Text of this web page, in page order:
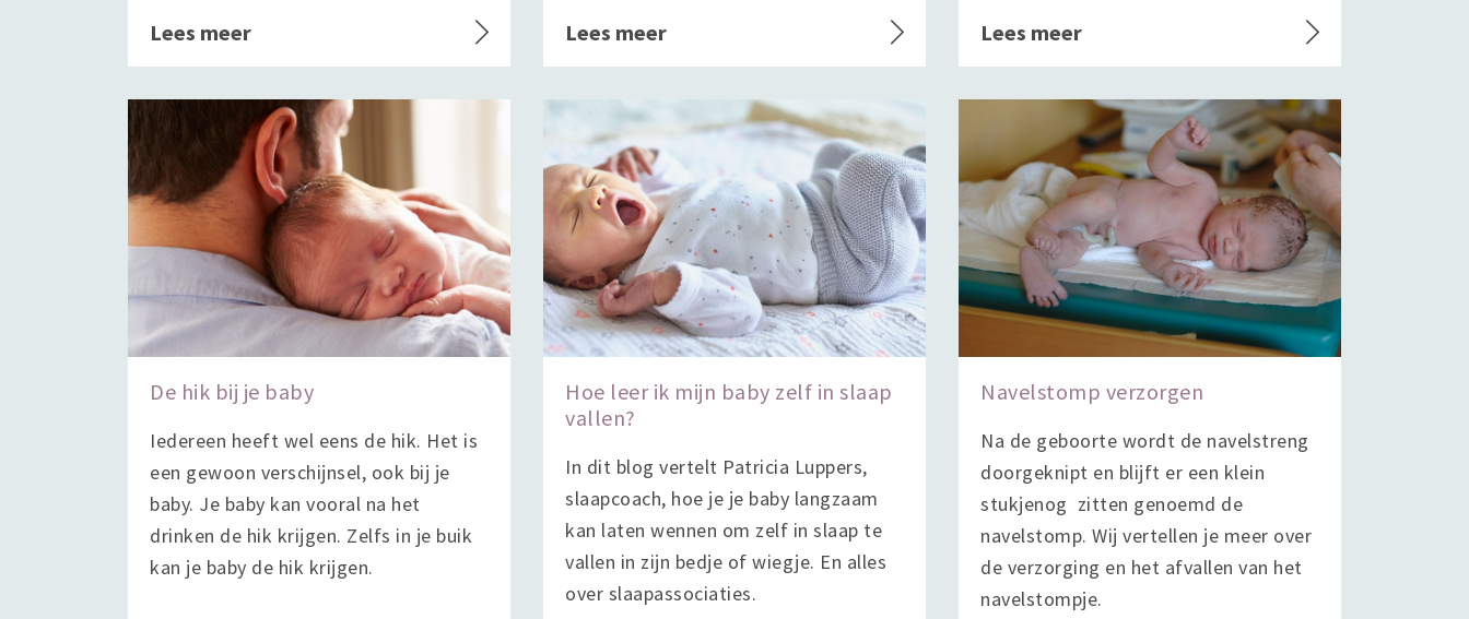
Lees meer Lees meer Lees meer
De hik bij je baby
Iedereen heeft wel eens de hik. Het is
een gewoon verschijnsel, ook bij je
baby. Je baby kan vooral na het
drinken de hik krijgen. Zelfs in je buik
kan je baby de hik krijgen.
Hoe leer ik mijn baby zelf in slaap
vallen?
In dit blog vertelt Patricia Luppers,
slaapcoach, hoe je je baby langzaam
kan laten wennen om zelf in slaap te
vallen in zijn bedje of wiegje. En alles
over slaapassociaties.
Navelstomp verzorgen
Na de geboorte wordt de navelstreng
doorgeknipt en blijft er een klein
stukjenog zitten genoemd de
navelstomp. Wij vertellen je meer over
de verzorging en het afvallen van het
navelstompje.